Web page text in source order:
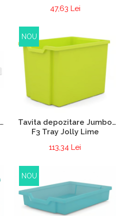
47,63 Lei
NOU
Tavita depozitare Jumbo
F3 Tray Jolly Lime
113,34 Lei
NOU